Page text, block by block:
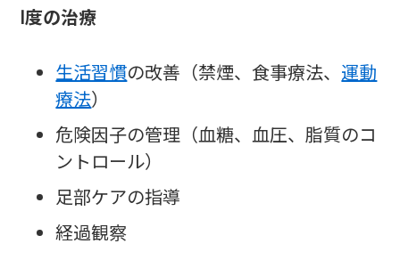
Ⅰ度の治療
生活習慣の改善（禁煙、食事療法、 運動
療法）
危険因子の管理（血糖、血圧、脂質のコ
ントロール）
足部ケアの指導
経過観察